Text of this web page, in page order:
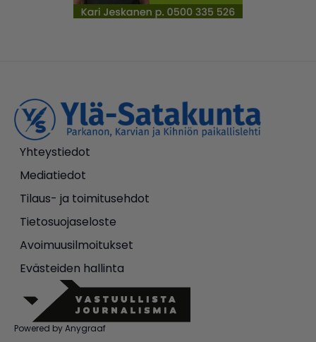
Yhteystiedot
Mediatiedot
Tilaus- ja toimitusehdot
Tietosuojaseloste
Avoimuusilmoitukset
Evästeiden hallinta
Powered by Anygraaf